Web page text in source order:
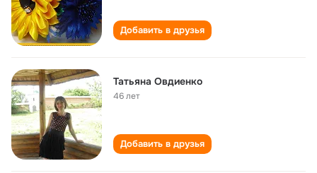
Добавить в друзья
Татьяна Овдиенко
46 лет
Добавить в друзья